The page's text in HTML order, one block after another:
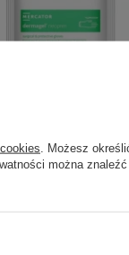
. Możesz
można